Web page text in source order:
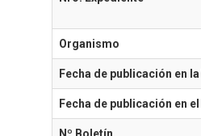
Organismo
Fecha de publicación en la
Fecha de publicación en